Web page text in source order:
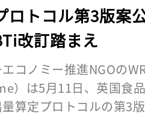
ロトコル第3版案
改訂踏まえ
コノミー推進NGOの
）は5月11日、英国食
算定プロトコルの第3